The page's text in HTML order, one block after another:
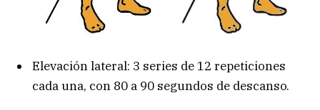
Elevación lateral: 3 series de 12 repeticiones
cada una, con 80 a 90 segundos de descanso.